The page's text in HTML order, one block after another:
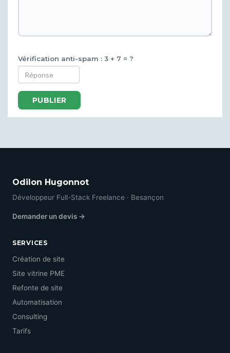
Vérification anti-spam : 3 + 7 = ?
PUBLIER
Odilon Hugonnot
Développeur Full-Stack Freelance · Besançon
Demander un devis →
SERVICES
Création de site
Site vitrine PME
Refonte de site
Automatisation
Consulting
Tarifs